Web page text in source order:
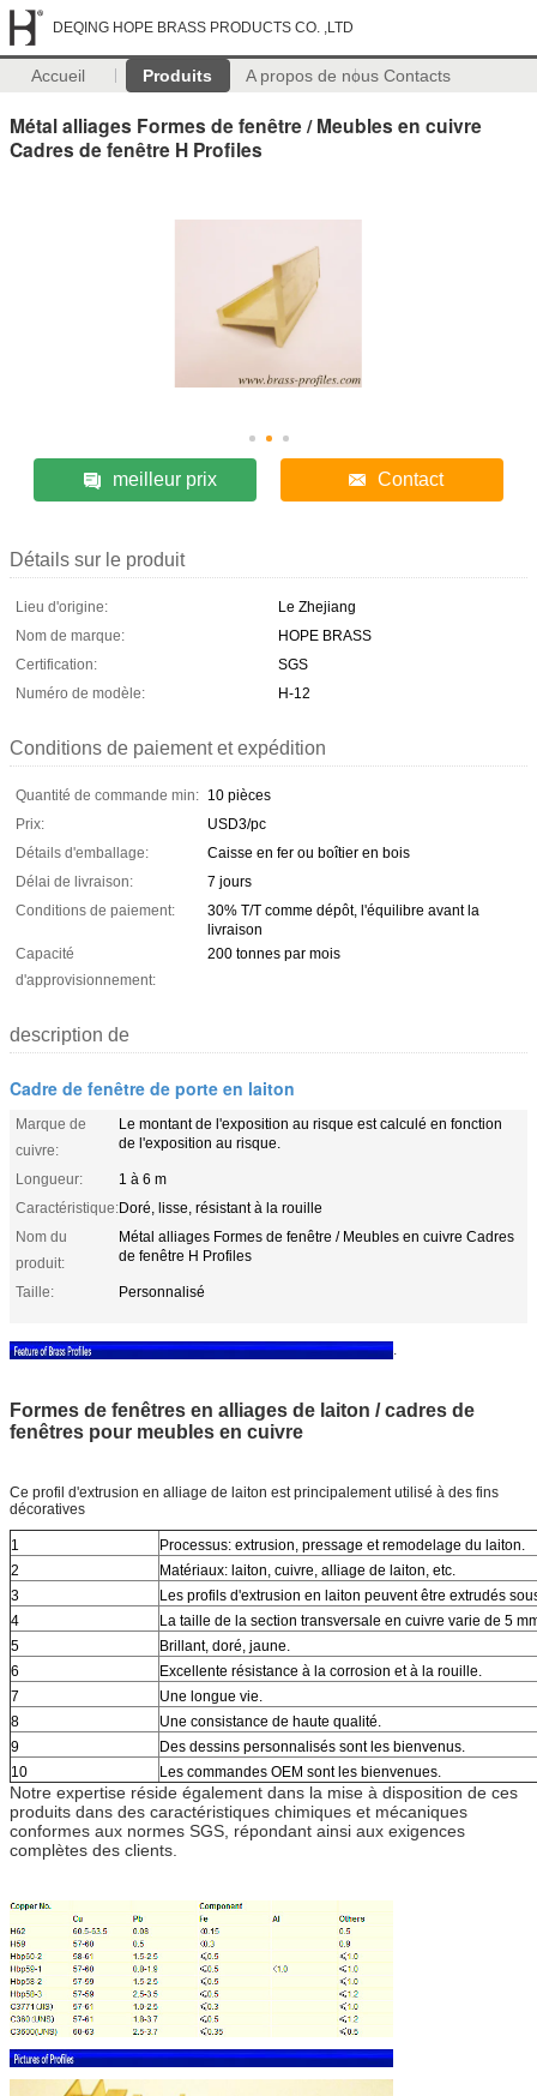
DEQING HOPE BRASS PRODUCTS CO. ,LTD
Accueil Produits A propos de nous Contacts
Métal alliages Formes de fenêtre / Meubles en cuivre
Cadres de fenêtre H Profiles
meilleur prix Contact
Détails sur le produit
Lieu d'origine:
Le Zhejiang
Nom de marque:
HOPE BRASS
Certification:
SGS
Numéro de modèle:
H-12
Conditions de paiement et expédition
Quantité de commande min: 10 pièces
Prix:
USD3/pc
Détails d'emballage:
Caisse en fer ou boîtier en bois
Délai de livraison:
7 jours
Conditions de paiement:
30% T/T comme dépôt, l'équilibre avant la
livraison
Capacité
d'approvisionnement:
200 tonnes par mois
description de
Cadre de fenêtre de porte en laiton
Marque de
cuivre:
Le montant de l'exposition au risque est calculé en fonction
de l'exposition au risque.
Longueur:
1 à 6 m
Caractéristique:Doré, lisse, résistant à la rouille
Nom du
produit:
Métal alliages Formes de fenêtre / Meubles en cuivre Cadres
de fenêtre H Profiles
Taille: Personnalisé
.
Formes de fenêtres en alliages de laiton / cadres de
fenêtres pour meubles en cuivre
Ce profil d'extrusion en alliage de laiton est principalement utilisé à des fins
décoratives
1
Processus: extrusion, pressage et remodelage du laiton.
2
Matériaux: laiton, cuivre, alliage de laiton, etc.
3
Les profils d'extrusion en laiton peuvent être extrudés
4
La taille de la section transversale en cuivre varie de 5
5
Brillant, doré, jaune.
6
Excellente résistance à la corrosion et à la rouille.
7
Une longue vie.
8
Une consistance de haute qualité.
9
Des dessins personnalisés sont les bienvenus.
10
Les commandes OEM sont les bienvenues.
Notre expertise réside également dans la mise à disposition de ces
produits dans des caractéristiques chimiques et mécaniques
conformes aux normes SGS, répondant ainsi aux exigences
complètes des clients.